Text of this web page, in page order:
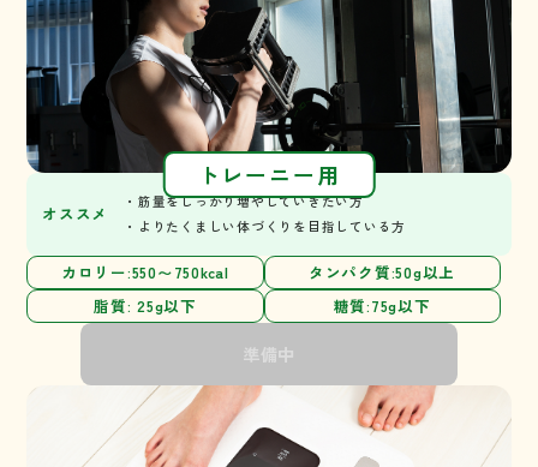
トレーニー用
オススメ
・筋量をしっかり増やしていきたい方
・よりたくましい体づくりを目指している方
カロリー:550〜750kcal
タンパク質:50g以上
脂質: 25g以下
糖質:75g以下
準備中